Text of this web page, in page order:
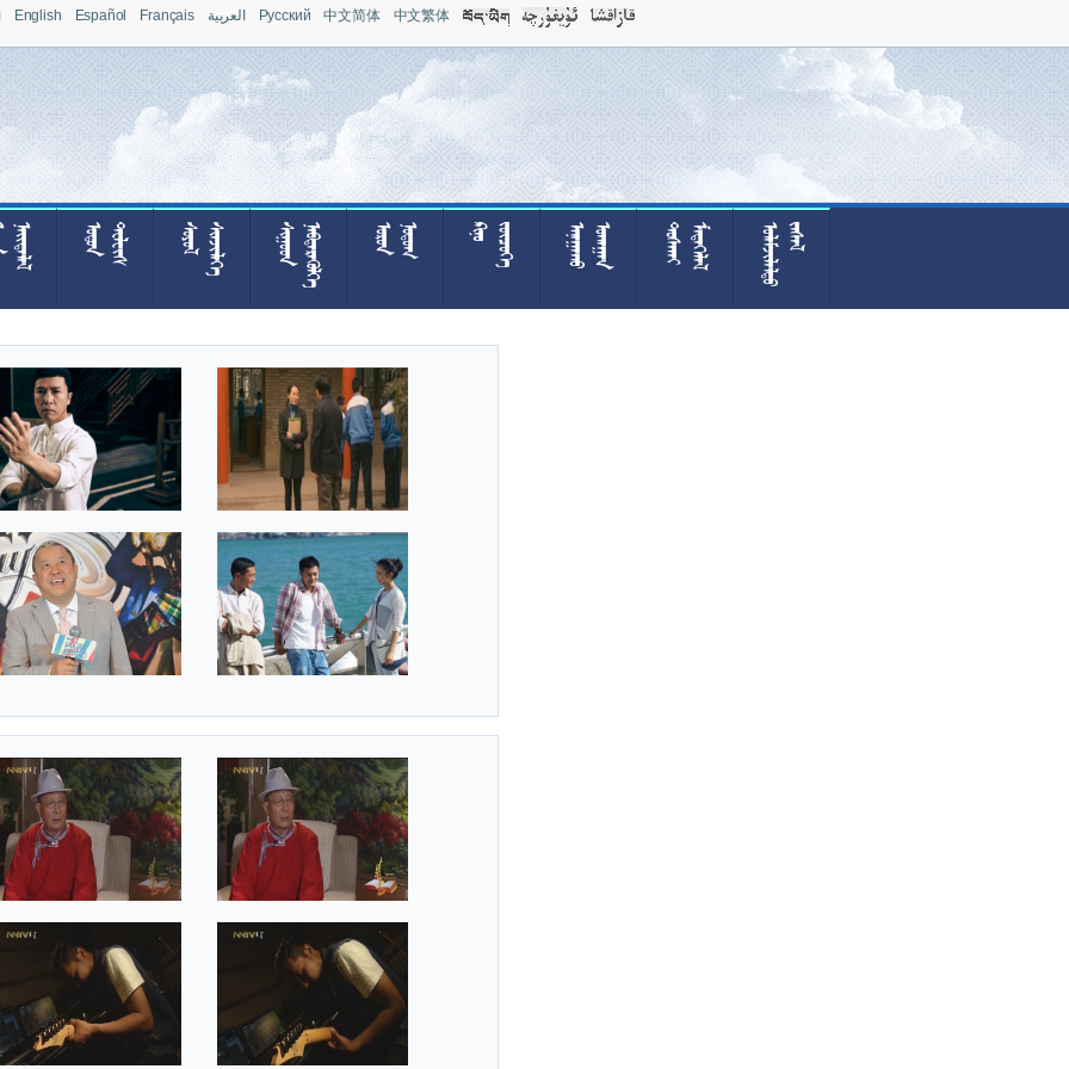
English Español Français العربية Pусский 中文简体 中文繁体
 







  











  














  






  







  










 












  













 